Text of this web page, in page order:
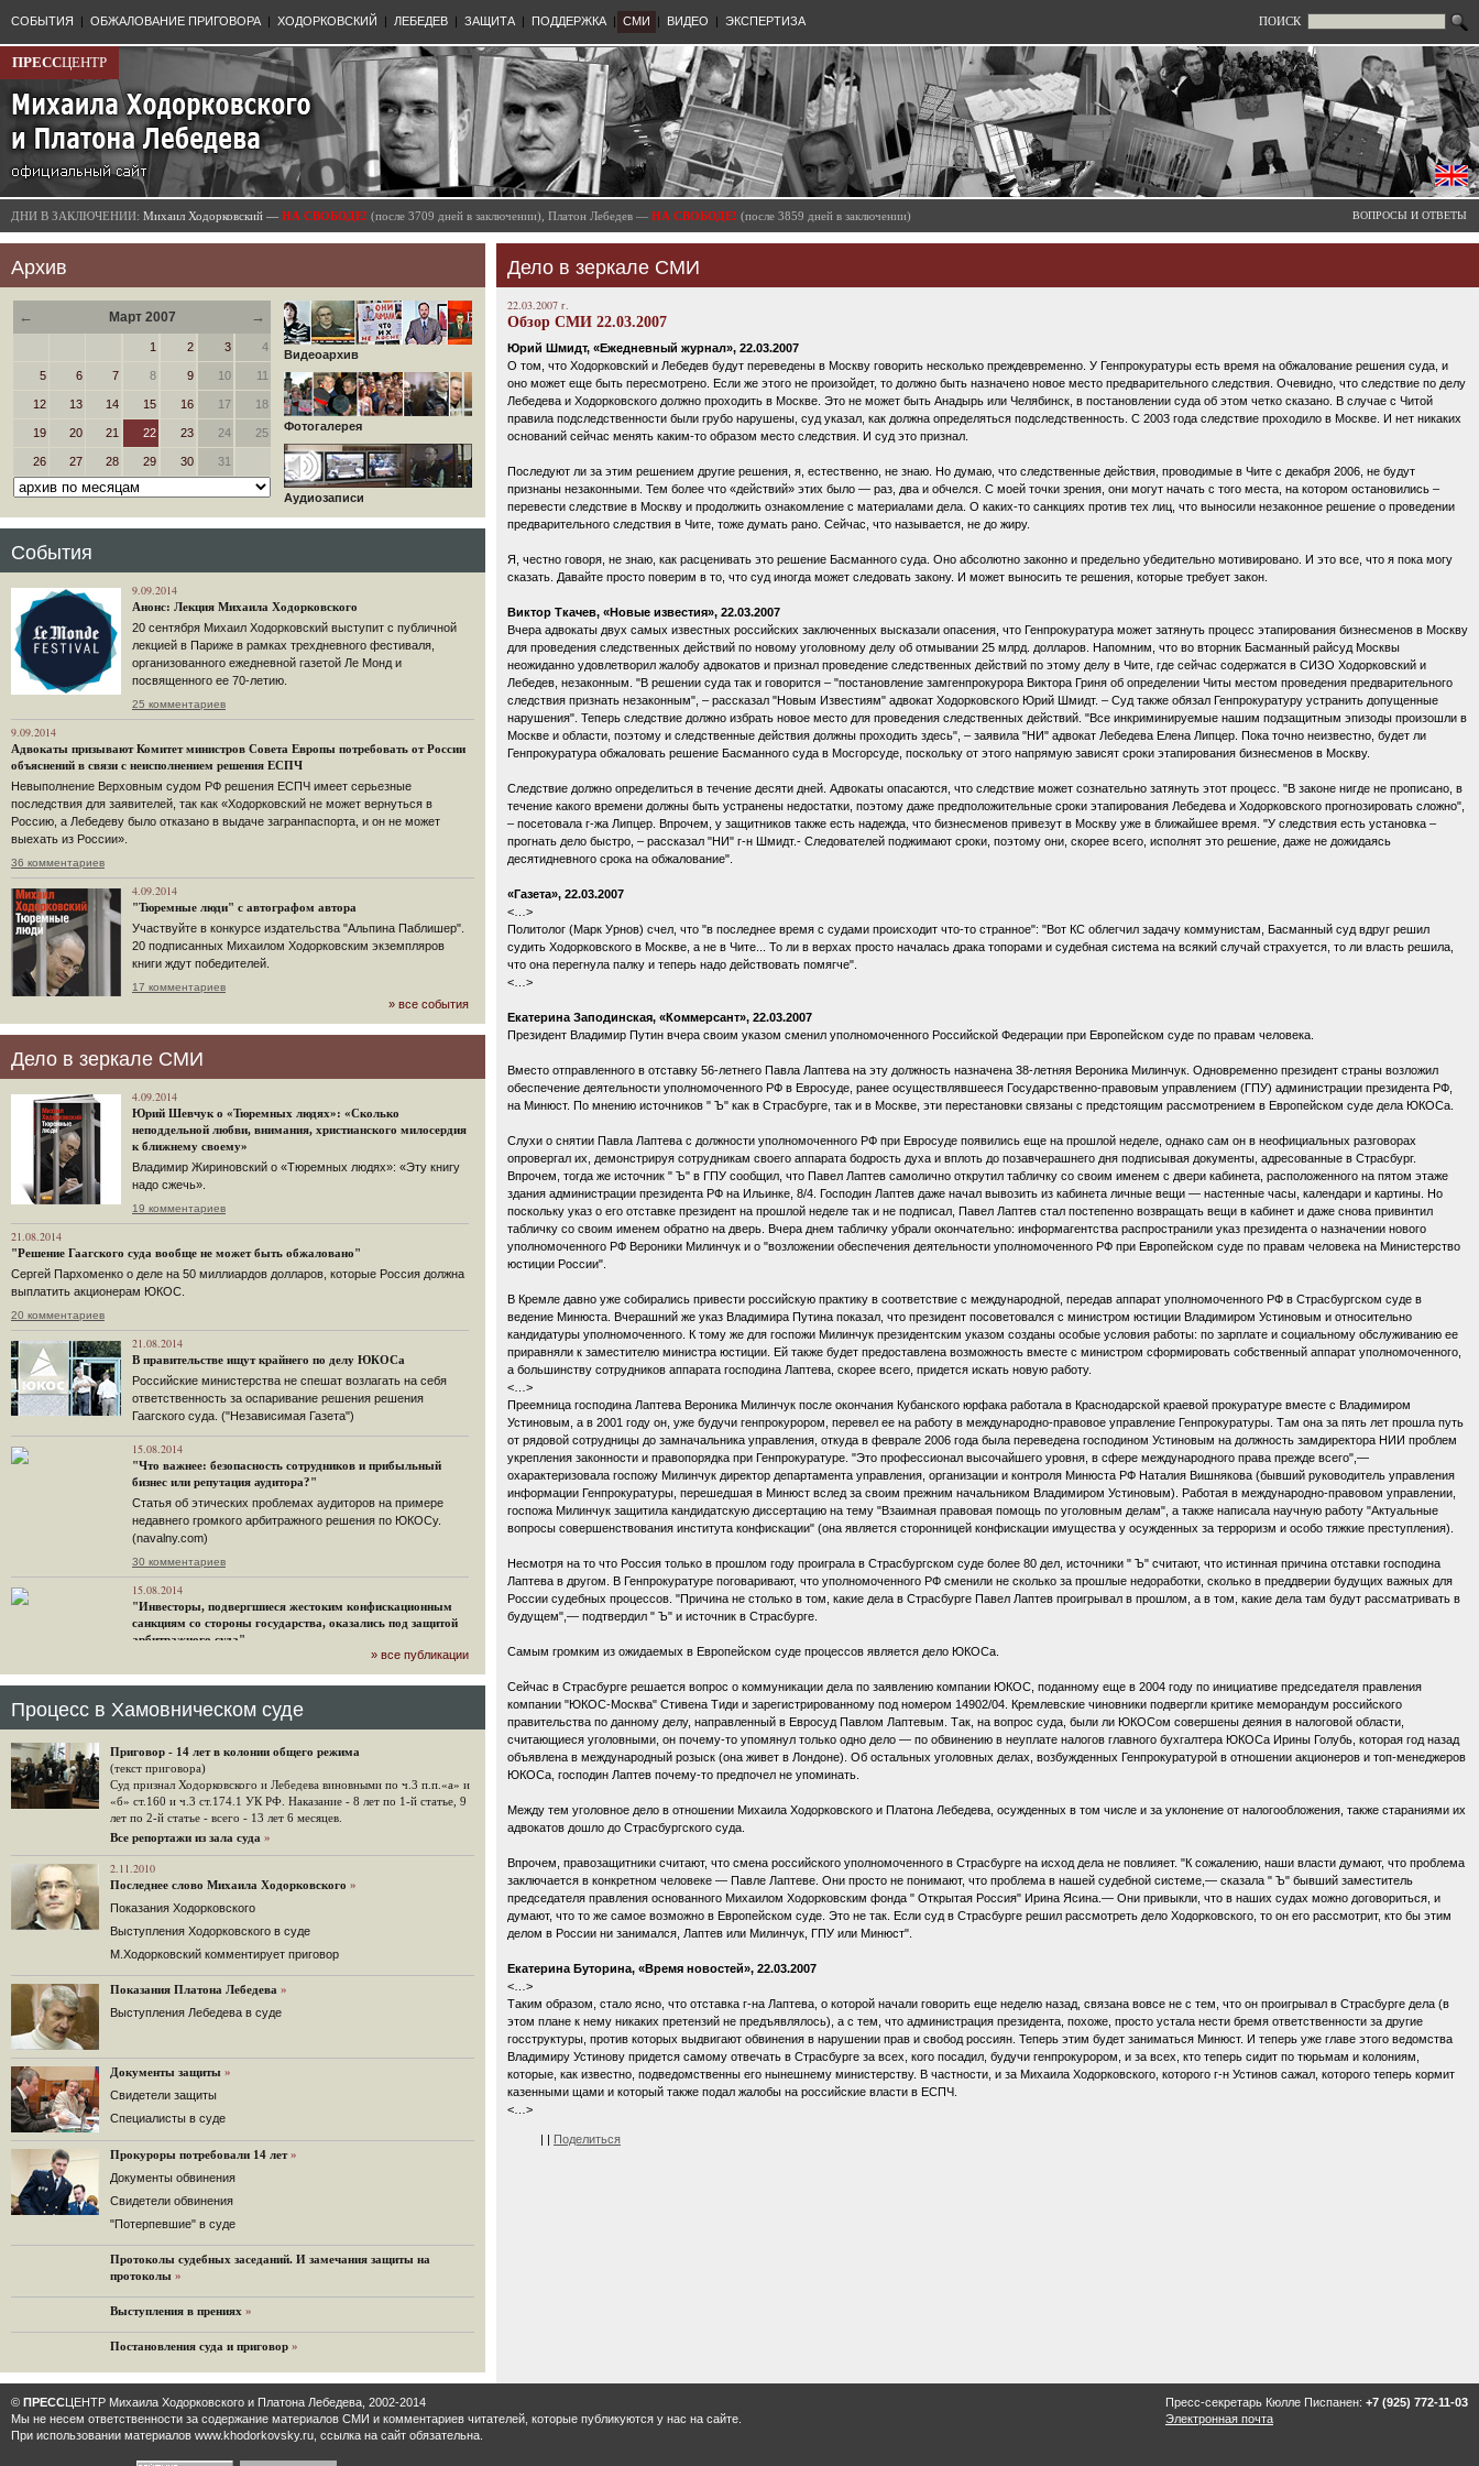
СОБЫТИЯ | ОБЖАЛОВАНИЕ ПРИГОВОРА | ХОДОРКОВСКИЙ | ЛЕБЕДЕВ | ЗАЩИТА | ПОДДЕРЖКА | СМИ | ВИДЕО | ЭКСПЕРТИЗА ПОИСК
ПРЕССЦЕНТР
ДНИ В ЗАКЛЮЧЕНИИ: Михаил Ходорковский — НА СВОБОДЕ! (после 3709 дней в заключении), Платон Лебедев — НА СВОБОДЕ! (после 3859 дней в заключении) ВОПРОСЫ И ОТВЕТЫ
Архив
← Март 2007 →
1 2 3 4
5 6 7 8 9 10 11
12 13 14 15 16 17 18
19 20 21 22 23 24 25
26 27 28 29 30 31
Видеоархив
Фотогалерея
Аудиозаписи
События
9.09.2014
Анонс: Лекция Михаила Ходорковского
20 сентября Михаил Ходорковский выступит с публичной
лекцией в Париже в рамках трехдневного фестиваля,
организованного ежедневной газетой Ле Монд и
посвященного ее 70-летию.
25 комментариев
9.09.2014
Адвокаты призывают Комитет министров Совета Европы потребовать от России
объяснений в связи с неисполнением решения ЕСПЧ
Невыполнение Верховным судом РФ решения ЕСПЧ имеет серьезные
последствия для заявителей, так как «Ходорковский не может вернуться в
Россию, а Лебедеву было отказано в выдаче загранпаспорта, и он не может
выехать из России».
36 комментариев
4.09.2014
"Тюремные люди" с автографом автора
Участвуйте в конкурсе издательства "Альпина Паблишер".
20 подписанных Михаилом Ходорковским экземпляров
книги ждут победителей.
17 комментариев
» все события
Дело в зеркале СМИ
4.09.2014
Юрий Шевчук о «Тюремных людях»: «Сколько
неподдельной любви, внимания, христианского милосердия
к ближнему своему»
Владимир Жириновский о «Тюремных людях»: «Эту книгу
надо сжечь».
19 комментариев
21.08.2014
"Решение Гаагского суда вообще не может быть обжаловано"
Сергей Пархоменко о деле на 50 миллиардов долларов, которые Россия должна
выплатить акционерам ЮКОС.
20 комментариев
21.08.2014
В правительстве ищут крайнего по делу ЮКОСа
Российские министерства не спешат возлагать на себя
ответственность за оспаривание решения решения
Гаагского суда. ("Независимая Газета")
15.08.2014
"Что важнее: безопасность сотрудников и прибыльный
бизнес или репутация аудитора?"
Статья об этических проблемах аудиторов на примере
недавнего громкого арбитражного решения по ЮКОСу.
(navalny.com)
30 комментариев
15.08.2014
"Инвесторы, подвергшиеся жестоким конфискационным
санкциям со стороны государства, оказались под защитой
арбитражного суда"
Швейцарская газета "Neue Zuercher Zeitung" о гаагском
судебном решении.
14.08.2014
Не исключил
Владимир Путин допускает, что Россия может выйти из-под юрисдикции ЕСПЧ.
88 комментариев
14.08.2014
Нарулил
Игорь Сечин просит о помощи. Ссылаясь на санкции,
глава «Роснефти» хочет выбить из фонда национального
благосостояния 1,5 трлн рублей («Ведомости» и «Дождь»).
32 комментария
Граждане не хотят платить по счетам ЮКОСа
Решение Гаагского суда о компенсации $50 млрд поддержали 12%.
129 комментариев
11.08.2014
«Светлая Вам память, Марина Филипповна!»
Вечер у Ходорковских. Вспоминает Иван Стариков.
19 комментариев
11.08.2014
«Удивительно сильная, мощная и достойная только
преклонения женщина»
Гости и ведущие «Эха Москвы» чтут память Марины
6.08.2014
Марина Филипповна Ходорковская: «Я долго была
молодой!»
"Новая" рассказывает о судьбе Марины Филипповны и
публикует ее максимы.
6.08.2014
"Марина Ходорковская была идеальной матерью"
Дмитрий Быков о том, что Марина Филипповна умела
давать своей семье ощущение правды.
» все публикации
Процесс в Хамовническом суде
Приговор - 14 лет в колонии общего режима
(текст приговора)
Суд признал Ходорковского и Лебедева виновными по ч.3 п.п.«а» и
«б» ст.160 и ч.3 ст.174.1 УК РФ. Наказание - 8 лет по 1-й статье, 9
лет по 2-й статье - всего - 13 лет 6 месяцев.
Все репортажи из зала суда »
2.11.2010
Последнее слово Михаила Ходорковского »
Показания Ходорковского
Выступления Ходорковского в суде
М.Ходорковский комментирует приговор
Показания Платона Лебедева »
Выступления Лебедева в суде
Документы защиты »
Cвидетели защиты
Cпециалисты в суде
Прокуроры потребовали 14 лет »
Документы обвинения
Свидетели обвинения
"Потерпевшие" в суде
Протоколы судебных заседаний. И замечания защиты на
протоколы »
Выступления в прениях »
Постановления суда и приговор »
Дело в зеркале СМИ
22.03.2007 г.
Обзор СМИ 22.03.2007
Юрий Шмидт, «Ежедневный журнал», 22.03.2007
О том, что Ходорковский и Лебедев будут переведены в Москву говорить несколько преждевременно. У Генпрокуратуры есть время на обжалование решения суда, и
оно может еще быть пересмотрено. Если же этого не произойдет, то должно быть назначено новое место предварительного следствия. Очевидно, что следствие по делу
Лебедева и Ходорковского должно проходить в Москве. Это не может быть Анадырь или Челябинск, в постановлении суда об этом четко сказано. В случае с Читой
правила подследственности были грубо нарушены, суд указал, как должна определяться подследственность. С 2003 года следствие проходило в Москве. И нет никаких
оснований сейчас менять каким-то образом место следствия. И суд это признал.
Последуют ли за этим решением другие решения, я, естественно, не знаю. Но думаю, что следственные действия, проводимые в Чите с декабря 2006, не будут
признаны незаконными. Тем более что «действий» этих было — раз, два и обчелся. С моей точки зрения, они могут начать с того места, на котором остановились –
перевести следствие в Москву и продолжить ознакомление с материалами дела. О каких-то санкциях против тех лиц, что выносили незаконное решение о проведении
предварительного следствия в Чите, тоже думать рано. Сейчас, что называется, не до жиру.
Я, честно говоря, не знаю, как расценивать это решение Басманного суда. Оно абсолютно законно и предельно убедительно мотивировано. И это все, что я пока могу
сказать. Давайте просто поверим в то, что суд иногда может следовать закону. И может выносить те решения, которые требует закон.
Виктор Ткачев, «Новые известия», 22.03.2007
Вчера адвокаты двух самых известных российских заключенных высказали опасения, что Генпрокуратура может затянуть процесс этапирования бизнесменов в Москву
для проведения следственных действий по новому уголовному делу об отмывании 25 млрд. долларов. Напомним, что во вторник Басманный райсуд Москвы
неожиданно удовлетворил жалобу адвокатов и признал проведение следственных действий по этому делу в Чите, где сейчас содержатся в СИЗО Ходорковский и
Лебедев, незаконным. "В решении суда так и говорится – "постановление замгенпрокурора Виктора Гриня об определении Читы местом проведения предварительного
следствия признать незаконным", – рассказал "Новым Известиям" адвокат Ходорковского Юрий Шмидт. – Суд также обязал Генпрокуратуру устранить допущенные
нарушения". Теперь следствие должно избрать новое место для проведения следственных действий. "Все инкриминируемые нашим подзащитным эпизоды произошли в
Москве и области, поэтому и следственные действия должны проходить здесь", – заявила "НИ" адвокат Лебедева Елена Липцер. Пока точно неизвестно, будет ли
Генпрокуратура обжаловать решение Басманного суда в Мосгорсуде, поскольку от этого напрямую зависят сроки этапирования бизнесменов в Москву.
Следствие должно определиться в течение десяти дней. Адвокаты опасаются, что следствие может сознательно затянуть этот процесс. "В законе нигде не прописано, в
течение какого времени должны быть устранены недостатки, поэтому даже предположительные сроки этапирования Лебедева и Ходорковского прогнозировать сложно",
– посетовала г-жа Липцер. Впрочем, у защитников также есть надежда, что бизнесменов привезут в Москву уже в ближайшее время. "У следствия есть установка –
прогнать дело быстро, – рассказал "НИ" г-н Шмидт.- Следователей поджимают сроки, поэтому они, скорее всего, исполнят это решение, даже не дожидаясь
десятидневного срока на обжалование".
«Газета», 22.03.2007
<…>
Политолог (Марк Урнов) счел, что "в последнее время с судами происходит что-то странное": "Вот КС облегчил задачу коммунистам, Басманный суд вдруг решил
судить Ходорковского в Москве, а не в Чите... То ли в верхах просто началась драка топорами и судебная система на всякий случай страхуется, то ли власть решила,
что она перегнула палку и теперь надо действовать помягче".
<…>
Екатерина Заподинская, «Коммерсант», 22.03.2007
Президент Владимир Путин вчера своим указом сменил уполномоченного Российской Федерации при Европейском суде по правам человека.
Вместо отправленного в отставку 56-летнего Павла Лаптева на эту должность назначена 38-летняя Вероника Милинчук. Одновременно президент страны возложил
обеспечение деятельности уполномоченного РФ в Евросуде, ранее осуществлявшееся Государственно-правовым управлением (ГПУ) администрации президента РФ,
на Минюст. По мнению источников " Ъ" как в Страсбурге, так и в Москве, эти перестановки связаны с предстоящим рассмотрением в Европейском суде дела ЮКОСа.
Слухи о снятии Павла Лаптева с должности уполномоченного РФ при Евросуде появились еще на прошлой неделе, однако сам он в неофициальных разговорах
опровергал их, демонстрируя сотрудникам своего аппарата бодрость духа и вплоть до позавчерашнего дня подписывая документы, адресованные в Страсбург.
Впрочем, тогда же источник " Ъ" в ГПУ сообщил, что Павел Лаптев самолично открутил табличку со своим именем с двери кабинета, расположенного на пятом этаже
здания администрации президента РФ на Ильинке, 8/4. Господин Лаптев даже начал вывозить из кабинета личные вещи — настенные часы, календари и картины. Но
поскольку указ о его отставке президент на прошлой неделе так и не подписал, Павел Лаптев стал постепенно возвращать вещи в кабинет и даже снова привинтил
табличку со своим именем обратно на дверь. Вчера днем табличку убрали окончательно: информагентства распространили указ президента о назначении нового
уполномоченного РФ Вероники Милинчук и о "возложении обеспечения деятельности уполномоченного РФ при Европейском суде по правам человека на Министерство
юстиции России".
В Кремле давно уже собирались привести российскую практику в соответствие с международной, передав аппарат уполномоченного РФ в Страсбургском суде в
ведение Минюста. Вчерашний же указ Владимира Путина показал, что президент посоветовался с министром юстиции Владимиром Устиновым и относительно
кандидатуры уполномоченного. К тому же для госпожи Милинчук президентским указом созданы особые условия работы: по зарплате и социальному обслуживанию ее
приравняли к заместителю министра юстиции. Ей также будет предоставлена возможность вместе с министром сформировать собственный аппарат уполномоченного,
а большинству сотрудников аппарата господина Лаптева, скорее всего, придется искать новую работу.
<…>
Преемница господина Лаптева Вероника Милинчук после окончания Кубанского юрфака работала в Краснодарской краевой прокуратуре вместе с Владимиром
Устиновым, а в 2001 году он, уже будучи генпрокурором, перевел ее на работу в международно-правовое управление Генпрокуратуры. Там она за пять лет прошла путь
от рядовой сотрудницы до замначальника управления, откуда в феврале 2006 года была переведена господином Устиновым на должность замдиректора НИИ проблем
укрепления законности и правопорядка при Генпрокуратуре. "Это профессионал высочайшего уровня, в сфере международного права прежде всего",—
охарактеризовала госпожу Милинчук директор департамента управления, организации и контроля Минюста РФ Наталия Вишнякова (бывший руководитель управления
информации Генпрокуратуры, перешедшая в Минюст вслед за своим прежним начальником Владимиром Устиновым). Работая в международно-правовом управлении,
госпожа Милинчук защитила кандидатскую диссертацию на тему "Взаимная правовая помощь по уголовным делам", а также написала научную работу "Актуальные
вопросы совершенствования института конфискации" (она является сторонницей конфискации имущества у осужденных за терроризм и особо тяжкие преступления).
Несмотря на то что Россия только в прошлом году проиграла в Страсбургском суде более 80 дел, источники " Ъ" считают, что истинная причина отставки господина
Лаптева в другом. В Генпрокуратуре поговаривают, что уполномоченного РФ сменили не сколько за прошлые недоработки, сколько в преддверии будущих важных для
России судебных процессов. "Причина не столько в том, какие дела в Страсбурге Павел Лаптев проигрывал в прошлом, а в том, какие дела там будут рассматривать в
будущем",— подтвердил " Ъ" и источник в Страсбурге.
Самым громким из ожидаемых в Европейском суде процессов является дело ЮКОСа.
Сейчас в Страсбурге решается вопрос о коммуникации дела по заявлению компании ЮКОС, поданному еще в 2004 году по инициативе председателя правления
компании "ЮКОС-Москва" Стивена Тиди и зарегистрированному под номером 14902/04. Кремлевские чиновники подвергли критике меморандум российского
правительства по данному делу, направленный в Евросуд Павлом Лаптевым. Так, на вопрос суда, были ли ЮКОСом совершены деяния в налоговой области,
считающиеся уголовными, он почему-то упомянул только одно дело — по обвинению в неуплате налогов главного бухгалтера ЮКОСа Ирины Голубь, которая год назад
объявлена в международный розыск (она живет в Лондоне). Об остальных уголовных делах, возбужденных Генпрокуратурой в отношении акционеров и топ-менеджеров
ЮКОСа, господин Лаптев почему-то предпочел не упоминать.
Между тем уголовное дело в отношении Михаила Ходорковского и Платона Лебедева, осужденных в том числе и за уклонение от налогообложения, также стараниями их
адвокатов дошло до Страсбургского суда.
Впрочем, правозащитники считают, что смена российского уполномоченного в Страсбурге на исход дела не повлияет. "К сожалению, наши власти думают, что проблема
заключается в конкретном человеке — Павле Лаптеве. Они просто не понимают, что проблема в нашей судебной системе,— сказала " Ъ" бывший заместитель
председателя правления основанного Михаилом Ходорковским фонда " Открытая Россия" Ирина Ясина.— Они привыкли, что в наших судах можно договориться, и
думают, что то же самое возможно в Европейском суде. Это не так. Если суд в Страсбурге решил рассмотреть дело Ходорковского, то он его рассмотрит, кто бы этим
делом в России ни занимался, Лаптев или Милинчук, ГПУ или Минюст".
Екатерина Буторина, «Время новостей», 22.03.2007
<…>
Таким образом, стало ясно, что отставка г-на Лаптева, о которой начали говорить еще неделю назад, связана вовсе не с тем, что он проигрывал в Страсбурге дела (в
этом плане к нему никаких претензий не предъявлялось), а с тем, что администрация президента, похоже, просто устала нести бремя ответственности за другие
госструктуры, против которых выдвигают обвинения в нарушении прав и свобод россиян. Теперь этим будет заниматься Минюст. И теперь уже главе этого ведомства
Владимиру Устинову придется самому отвечать в Страсбурге за всех, кого посадил, будучи генпрокурором, и за всех, кто теперь сидит по тюрьмам и колониям,
которые, как известно, подведомственны его нынешнему министерству. В частности, и за Михаила Ходорковского, которого г-н Устинов сажал, которого теперь кормит
казенными щами и который также подал жалобы на российские власти в ЕСПЧ.
<…>
| | Поделиться
Пресс-секретарь Кюлле Писпанен: +7 (925) 772-11-03
Электронная почта
© ПРЕССЦЕНТР Михаила Ходорковского и Платона Лебедева, 2002-2014
Мы не несем ответственности за содержание материалов CМИ и комментариев читателей, которые публикуются у нас на сайте.
При использовании материалов www.khodorkovsky.ru, ссылка на сайт обязательна.